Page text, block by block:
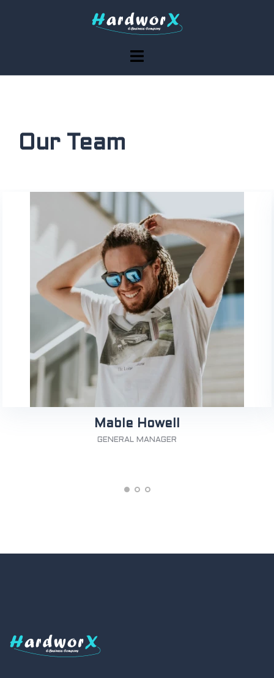
Our Team
Mable Howell
GENERAL MANAGER